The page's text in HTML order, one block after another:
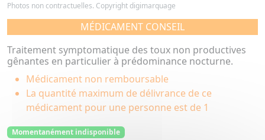
Photos non contractuelles. Copyright digimarquage
MÉDICAMENT CONSEIL
Traitement symptomatique des toux non productives
gênantes en particulier à prédominance nocturne.
Médicament non remboursable
La quantité maximum de délivrance de ce
médicament pour une personne est de 1
Momentanément indisponible